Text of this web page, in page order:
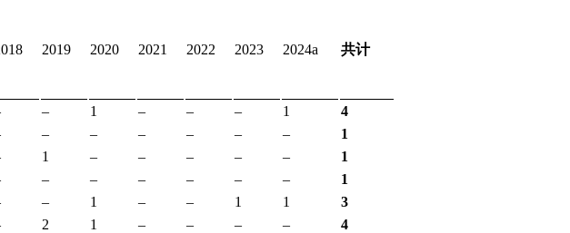
2019 2020 2021 2022 2023 2024a 共计
– 1 – – – 1
4
– – – – – –
1
1 – – – – –
1
– – – – – –
1
– 1 – – 1 1
3
2 1 – – – –
4